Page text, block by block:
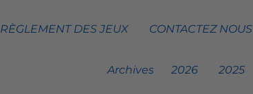
RÈGLEMENT DES JEUX CONTACTEZ NOUS
Archives 2026 2025